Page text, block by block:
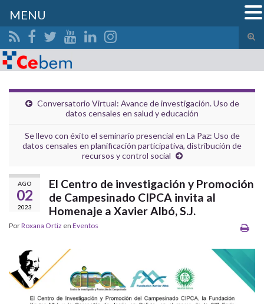
el
Search for:
Conversatorio Virtual: Avance de investigación. Uso de
datos censales en salud y educación
Se llevo con éxito el seminario presencial en La Paz: Uso de
datos censales en planificación participativa, distribución de
recursos y control social
AGO
02
2023
El Centro de investigación y Promoción
de Campesinado CIPCA invita al
Homenaje a Xavier Albó, S.J.
PorRoxana Ortiz en Eventos
MENU